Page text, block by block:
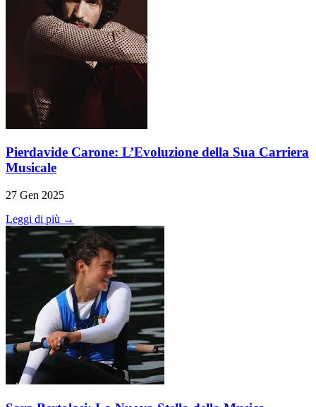
Pierdavide Carone: L’Evoluzione della Sua Carriera
Musicale
27 Gen 2025
Leggi di più →